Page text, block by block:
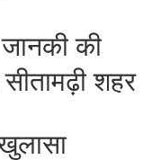
की
शहर